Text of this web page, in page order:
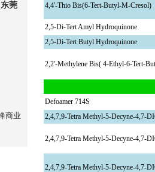
莞
商业
4,4'-Thio Bis(6-Tert-Butyl-M-Cresol)
2,5-Di-Tert Amyl Hydroquinone
2,5-Di-Tert Butyl Hydroquinone
2,2'-Methylene Bis( 4-Ethyl-6-Tert-
Defoamer 714S
2,4,7,9-Tetra Methyl-5-Decyne-4,7-
2,4,7,9-Tetra Methyl-5-Decyne-4,7-
2,4,7,9-Tetra Methyl-5-Decyne-